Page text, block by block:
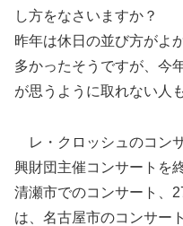
し方をなさいますか？
昨年は休日の並び方がよ
多かったそうですが、今
が思うように取れない人
レ・クロッシュのコン
興財団主催コンサートを
清瀬市でのコンサート、
は、名古屋市のコンサー